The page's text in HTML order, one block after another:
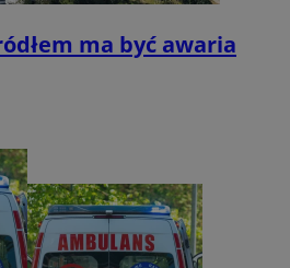
ma być awaria